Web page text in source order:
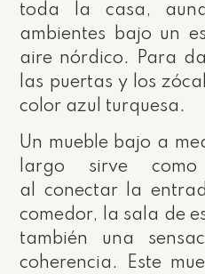
toda la casa,
ambientes bajo un
aire nórdico. Para
las puertas y los
color azul turquesa.
Un mueble bajo a
largo sirve
al conectar la
comedor, la sala de
también una
coherencia. Este